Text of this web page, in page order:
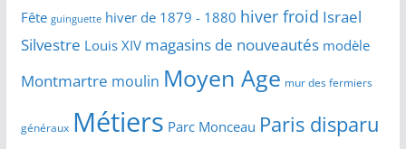
Fête guinguette hiver de 1879 - 1880 hiver froid Israel
Silvestre Louis XIV magasins de nouveautés modèle
Montmartre moulin Moyen Age mur des fermiers
généraux Métiers Parc Monceau Paris disparu